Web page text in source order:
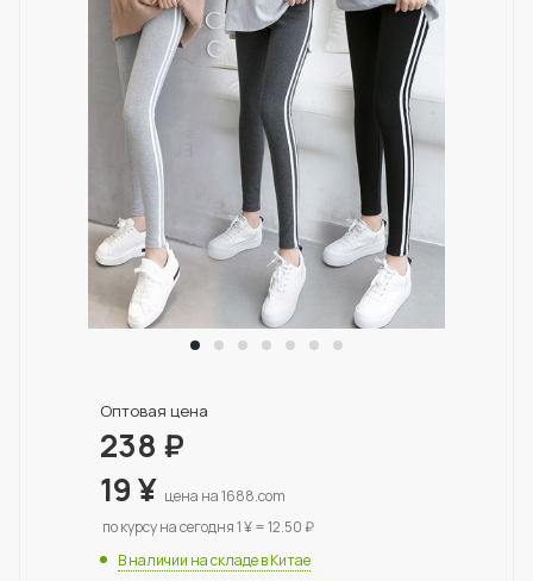
Оптовая цена
238 ₽
19¥ цена на 1688.com
по курсу на сегодня 1 ¥ = 12.50 ₽
В наличии на складе в Китае